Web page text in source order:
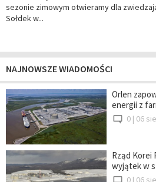
sezonie zimowym otwieramy dla
Sołdek w...
NAJNOWSZE WIADOMOŚCI
Orlen
energii z
0 | 06
Rząd Korei
wyjątek w